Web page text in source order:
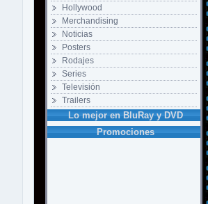
Hollywood
Merchandising
Noticias
Posters
Rodajes
Series
Televisión
Trailers
Lo mejor en BluRay y DVD
Promociones